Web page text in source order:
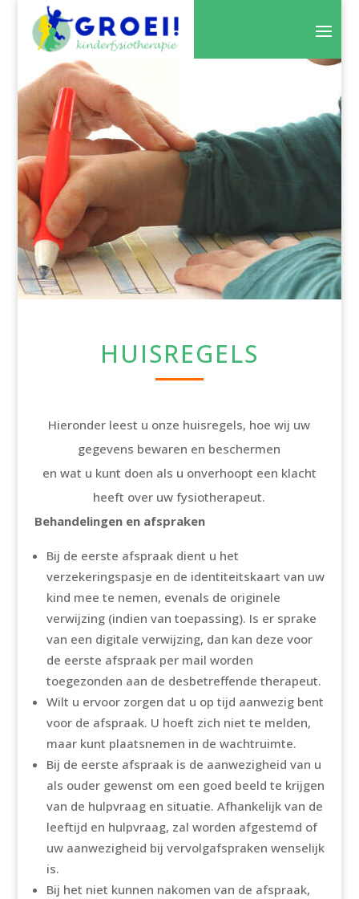
HUISREGELS
Hieronder leest u onze huisregels, hoe wij uw
gegevens bewaren en beschermen
en wat u kunt doen als u onverhoopt een klacht
heeft over uw fysiotherapeut.
Behandelingen en afspraken
Bij de eerste afspraak dient u het
verzekeringspasje en de identiteitskaart van uw
kind mee te nemen, evenals de originele
verwijzing (indien van toepassing). Is er sprake
van een digitale verwijzing, dan kan deze voor
de eerste afspraak per mail worden
toegezonden aan de desbetreffende therapeut.
Wilt u ervoor zorgen dat u op tijd aanwezig bent
voor de afspraak. U hoeft zich niet te melden,
maar kunt plaatsnemen in de wachtruimte.
Bij de eerste afspraak is de aanwezigheid van u
als ouder gewenst om een goed beeld te krijgen
van de hulpvraag en situatie. Afhankelijk van de
leeftijd en hulpvraag, zal worden afgestemd of
uw aanwezigheid bij vervolgafspraken wenselijk
is.
Bij het niet kunnen nakomen van de afspraak,